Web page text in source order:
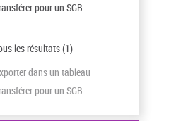
pour un SGB
les résultats(1)
dans un tableau
pour un SGB